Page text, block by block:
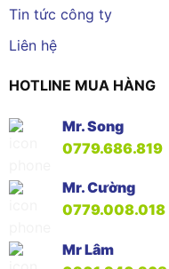
Tin tức công ty
Liên hệ
HOTLINE MUA HÀNG
Mr. Song
0779.686.819
Mr. Cường
0779.008.018
Mr Lâm